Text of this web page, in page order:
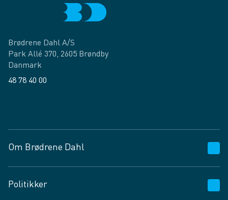
Brødrene Dahl A/S
Park Allé 370, 2605 Brøndby
Danmark
48 78 40 00
Om Brødrene Dahl
Vagttelefon 30 10 89 89
Politikker